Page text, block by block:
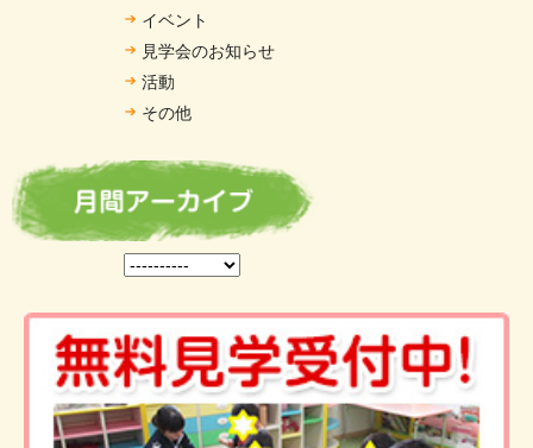
イベント
見学会のお知らせ
活動
その他